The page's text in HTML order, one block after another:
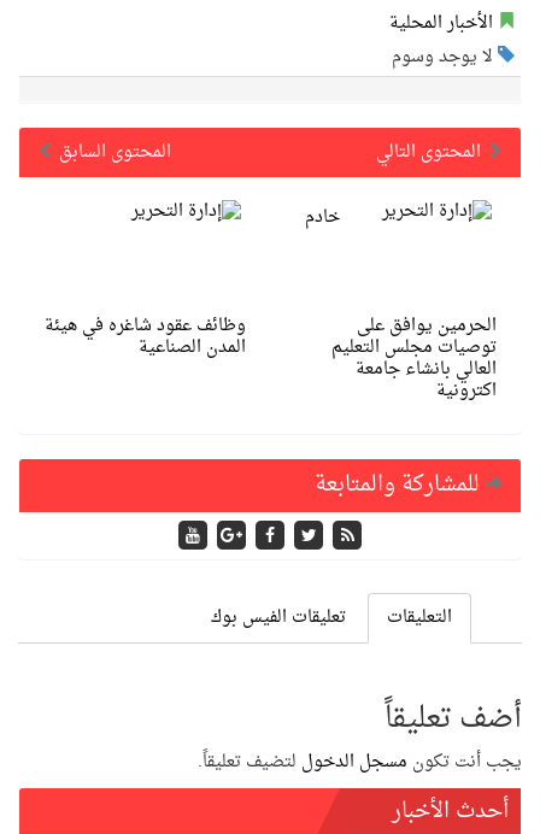
الأخبار المحلية
لا يوجد وسوم
المحتوى السابق المحتوى التالي
وظائف عقود شاغره في هيئة
المدن الصناعية
خادم
الحرمين يوافق على
توصيات مجلس التعليم
العالي بانشاء جامعة
اكترونية
للمشاركة والمتابعة
التعليقات تعليقات الفيس بوك
أضف تعليقاً
يجب أنت تكون مسجل الدخول لتضيف تعليقاً.
أحدث الأخبار